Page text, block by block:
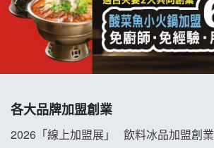
優握握×酸奶大獅加盟說明會
冬城門加盟說明會
各大品牌加盟創業
2026「線上加盟展」
飲料冰品加盟創業